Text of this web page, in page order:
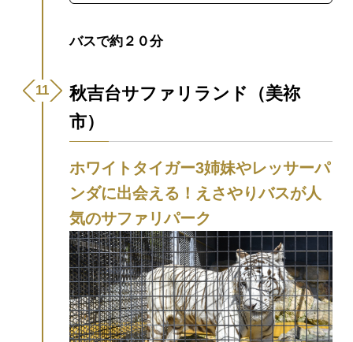
バスで約２０分
秋吉台サファリランド（美祢
市）
ホワイトタイガー3姉妹やレッサーパ
ンダに出会える！えさやりバスが人
気のサファリパーク